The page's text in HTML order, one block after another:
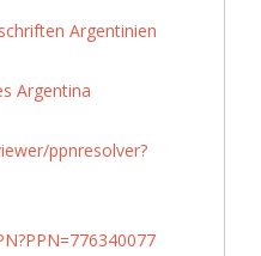
Argentinien
Argentina
ppnresolver?